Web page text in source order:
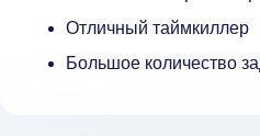
Отличный таймкиллер
Большое количество